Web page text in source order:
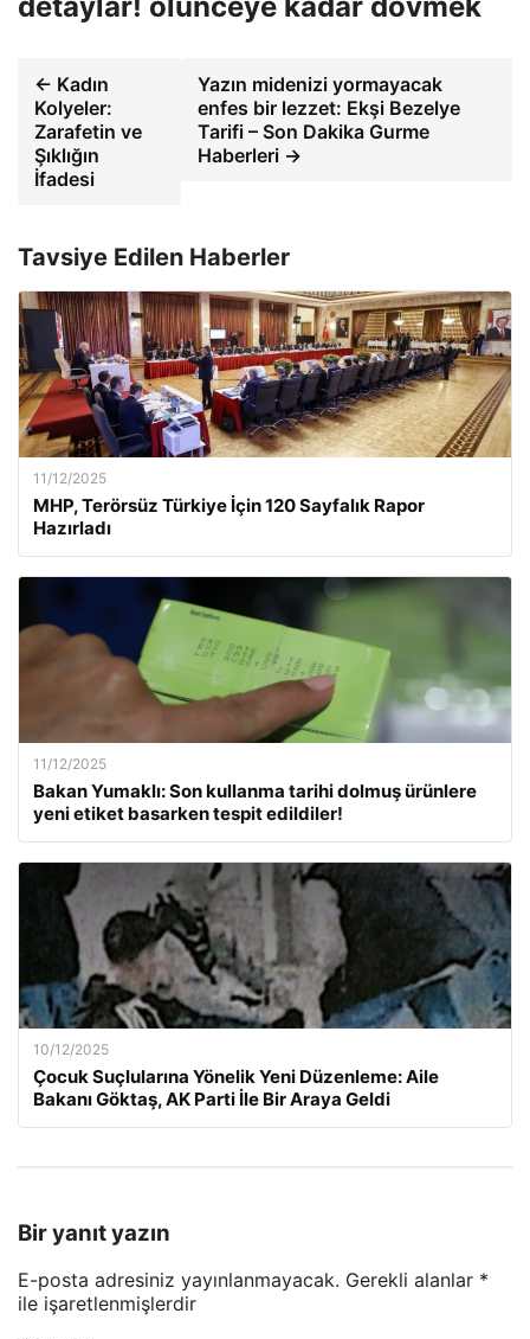
← Kadın
Kolyeler:
Zarafetin ve
Şıklığın
İfadesi
Yazın midenizi yormayacak
enfes bir lezzet: Ekşi Bezelye
Tarifi – Son Dakika Gurme
Haberleri →
Tavsiye Edilen Haberler
11/12/2025
MHP, Terörsüz Türkiye İçin 120 Sayfalık Rapor
Hazırladı
11/12/2025
Bakan Yumaklı: Son kullanma tarihi dolmuş ürünlere
yeni etiket basarken tespit edildiler!
10/12/2025
Çocuk Suçlularına Yönelik Yeni Düzenleme: Aile
Bakanı Göktaş, AK Parti İle Bir Araya Geldi
Bir yanıt yazın
E-posta adresiniz yayınlanmayacak. Gerekli alanlar *
ile işaretlenmişlerdir